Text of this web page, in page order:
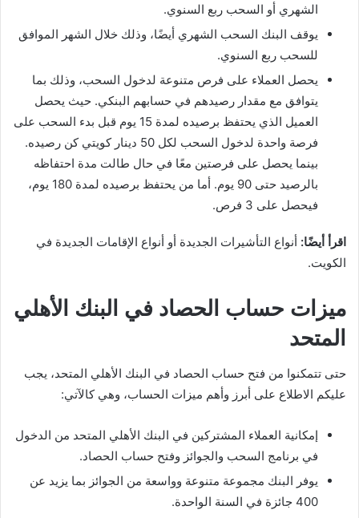
الشهري أو السحب ربع السنوي.
يوقف البنك السحب الشهري أيضًا، وذلك خلال الشهر الموافق
للسحب ربع السنوي.
يحصل العملاء على فرص متنوعة لدخول السحب، وذلك بما
يتوافق مع مقدار رصيدهم في حسابهم البنكي. حيث يحصل
العميل الذي يحتفظ برصيده لمدة 15 يوم قبل بدء السحب على
فرصة واحدة لدخول السحب لكل 50 دينار كويتي كن رصيده.
بينما يحصل على فرصتين معًا في حال طالت مدة احتفاظه
بالرصيد حتى 90 يوم. أما من يحتفظ برصيده لمدة 180 يوم،
فيحصل على 3 فرص.
اقرأ أيضًا: أنواع التأشيرات الجديدة أو أنواع الإقامات الجديدة في
الكويت.
ميزات حساب الحصاد في البنك الأهلي
المتحد
حتى تتمكنوا من فتح حساب الحصاد في البنك الأهلي المتحد، يجب
عليكم الاطلاع على أبرز وأهم ميزات الحساب، وهي كالآتي:
إمكانية العملاء المشتركين في البنك الأهلي المتحد من الدخول
في برنامج السحب والجوائز وفتح حساب الحصاد.
يوفر البنك مجموعة متنوعة وواسعة من الجوائز بما يزيد عن
400 جائزة في السنة الواحدة.